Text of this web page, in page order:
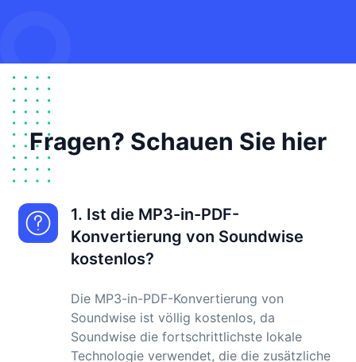
Fragen? Schauen Sie hier
1. Ist die MP3-in-PDF-
Konvertierung von Soundwise
kostenlos?
Die MP3-in-PDF-Konvertierung von
Soundwise ist völlig kostenlos, da
Soundwise die fortschrittlichste lokale
Technologie verwendet, die die zusätzliche